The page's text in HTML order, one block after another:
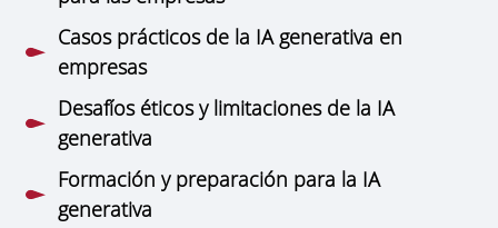
Casos prácticos de la IA generativa en
empresas
Desafíos éticos y limitaciones de la IA
generativa
Formación y preparación para la IA
generativa